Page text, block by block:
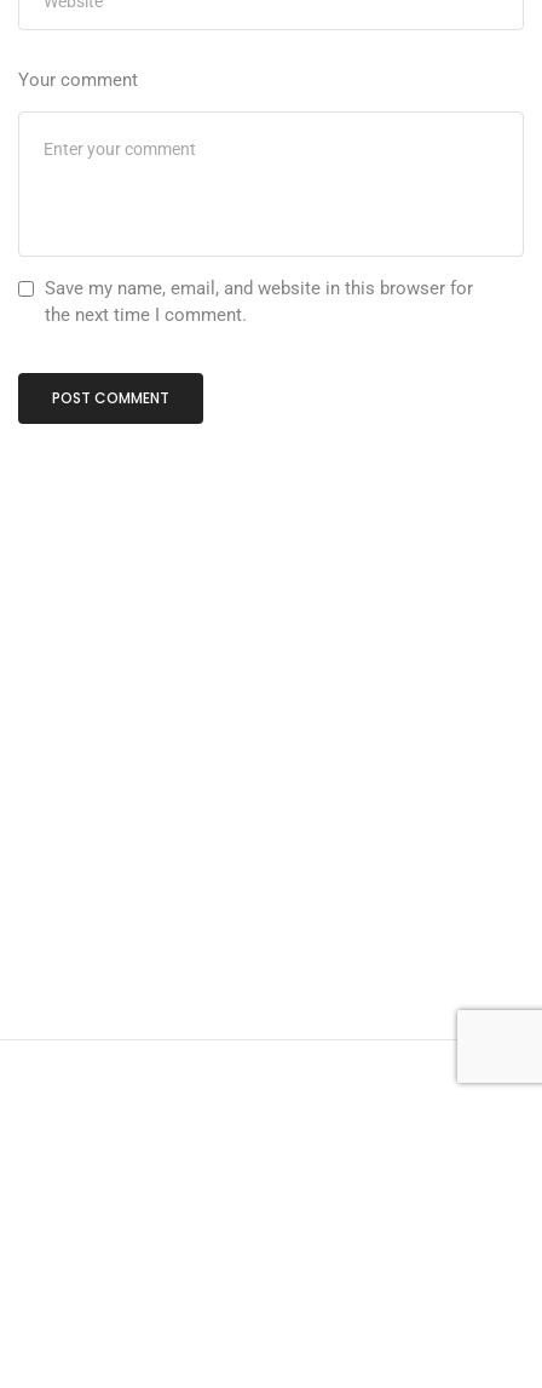
Your comment
Save my name, email, and website in this browser for
the next time I comment.